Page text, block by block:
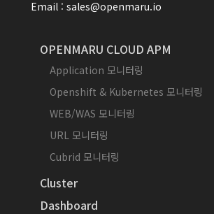
Email : sales@openmaru.io
OPENMARU CLOUD APM
Application 모니터링
Openshift & Kubernetes 모니터링
WEB/WAS 모니터링
URL 모니터링
Cubrid 모니터링
Cluster
Dashboard